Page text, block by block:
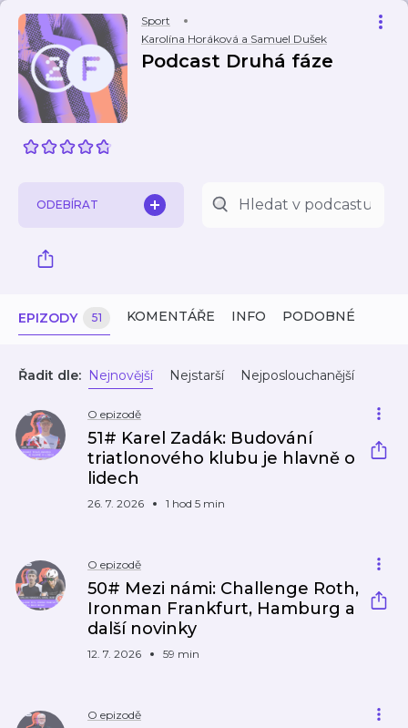
Sport
Karolína Horáková a Samuel Dušek
Podcast Druhá fáze
ODEBÍRAT
EPIZODY 51 KOMENTÁŘE INFO PODOBNÉ
Řadit dle: Nejnovější Nejstarší Nejposlouchanější
O epizodě
51# Karel Zadák: Budování
triatlonového klubu je hlavně o
lidech
26. 7. 2026 1 hod 5 min
O epizodě
50# Mezi námi: Challenge Roth,
Ironman Frankfurt, Hamburg a
další novinky
12. 7. 2026 59 min
O epizodě